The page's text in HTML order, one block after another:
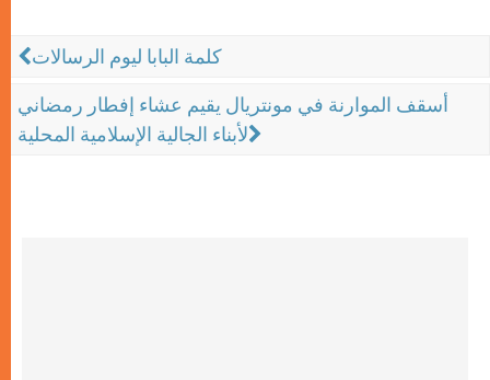
كلمة البابا ليوم الرسالات
أسقف الموارنة في مونتريال يقيم عشاء إفطار رمضاني
لأبناء الجالية الإسلامية المحلية